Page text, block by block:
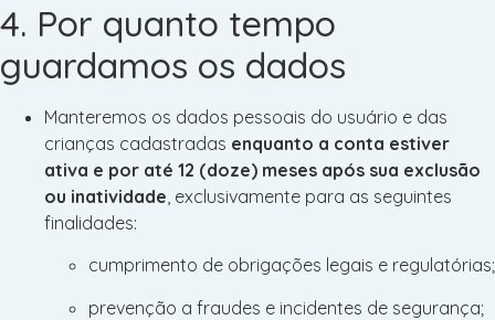
4. Por quanto tempo
guardamos os dados
Manteremos os dados pessoais do usuário e das
crianças cadastradas enquanto a conta estiver
ativa e por até 12 (doze) meses após sua exclusão
ou inatividade, exclusivamente para as seguintes
finalidades:
cumprimento de obrigações legais e regulatórias;
prevenção a fraudes e incidentes de segurança;